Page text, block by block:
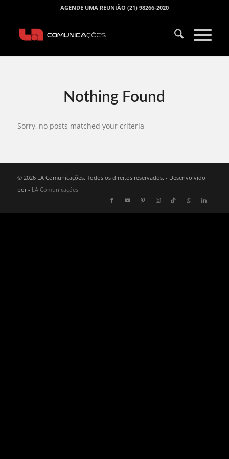
AGENDE UMA REUNIÃO (21) 98266-2020
Nothing Found
Sorry, no posts matched your criteria
© 2026 LA Comunicações. Todos os direitos reservados. - Desenvolvido
por - LA Comunicações